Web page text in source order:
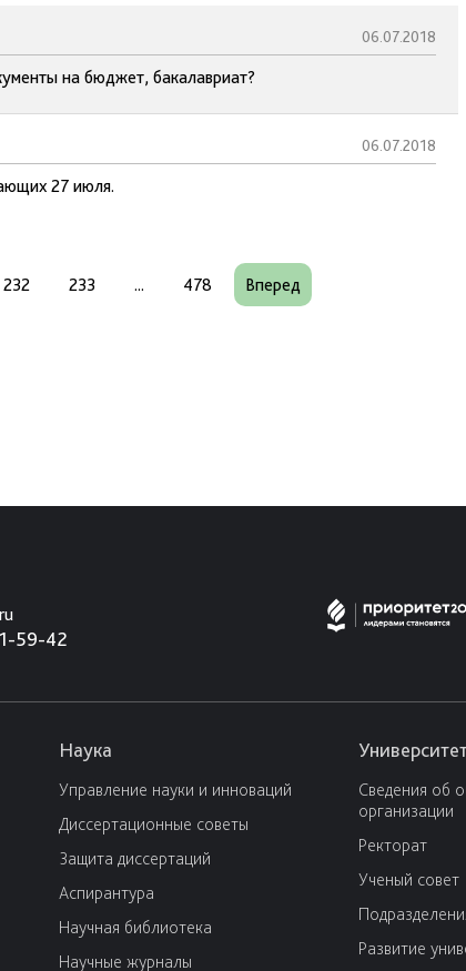
06.07.2018
на бюджет, бакалавриат?
06.07.2018
27 июля.
232 233 ... 478 Вперед
59-42
Наука
Управление науки и инноваций
Диссертационные советы
Защита диссертаций
Аспирантура
Научная библиотека
Научные журналы
Сведения об
организации
Ректорат
Ученый совет
Развитие